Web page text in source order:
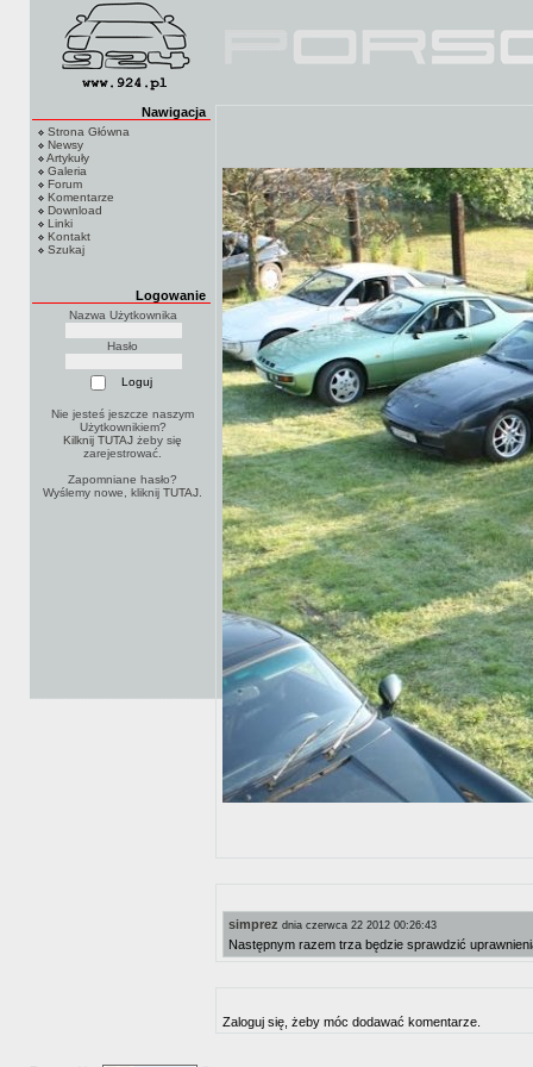
Nawigacja
Strona Główna
Newsy
Artykuły
Galeria
Forum
Komentarze
Download
Linki
Kontakt
Szukaj
Logowanie
Nazwa Użytkownika
Hasło
Nie jesteś jeszcze naszym
Użytkownikiem?
Kilknij TUTAJ żeby się
zarejestrować.
Zapomniane hasło?
Wyślemy nowe, kliknijTUTAJ
simprez dnia czerwca 22 2012 00:26:43
Następnym razem trza będzie sprawdzić
Zaloguj się, żeby móc dodawać komentarze.